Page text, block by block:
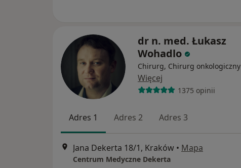
dr n. med. Łukasz
Wohadlo
Chirurg, Chirurg onkologiczny
Więcej
1375 opinii
Adres 1 Adres 2 Adres 3
Jana Dekerta 18/1, Kraków • Mapa
Centrum Medyczne Dekerta